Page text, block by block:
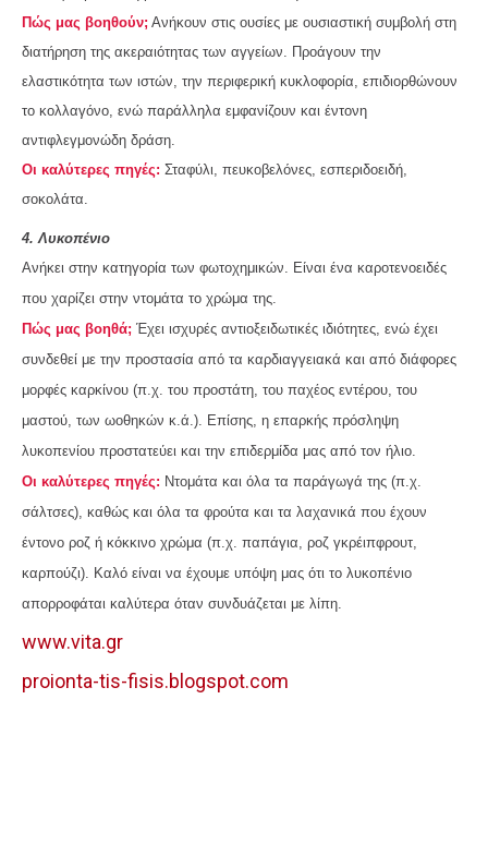
Πώς μας βοηθούν; Ανήκουν στις ουσίες με ουσιαστική συμβολή στη
διατήρηση της ακεραιότητας των αγγείων. Προάγουν την
ελαστικότητα των ιστών, την περιφερική κυκλοφορία, επιδιορθώνουν
το κολλαγόνο, ενώ παράλληλα εμφανίζουν και έντονη
αντιφλεγμονώδη δράση.
Οι καλύτερες πηγές: Σταφύλι, πευκοβελόνες, εσπεριδοειδή,
σοκολάτα.
4. Λυκοπένιο
Ανήκει στην κατηγορία των φωτοχημικών. Είναι ένα καροτενοειδές
που χαρίζει στην ντομάτα το χρώμα της.
Πώς μας βοηθά; Έχει ισχυρές αντιοξειδωτικές ιδιότητες, ενώ έχει
συνδεθεί με την προστασία από τα καρδιαγγειακά και από διάφορες
μορφές καρκίνου (π.χ. του προστάτη, του παχέος εντέρου, του
μαστού, των ωοθηκών κ.ά.). Επίσης, η επαρκής πρόσληψη
λυκοπενίου προστατεύει και την επιδερμίδα μας από τον ήλιο.
Οι καλύτερες πηγές: Ντομάτα και όλα τα παράγωγά της (π.χ.
σάλτσες), καθώς και όλα τα φρούτα και τα λαχανικά που έχουν
έντονο ροζ ή κόκκινο χρώμα (π.χ. παπάγια, ροζ γκρέιπφρουτ,
καρπούζι). Καλό είναι να έχουμε υπόψη μας ότι το λυκοπένιο
απορροφάται καλύτερα όταν συνδυάζεται με λίπη.
www.vita.gr
proionta-tis-fisis.blogspot.com